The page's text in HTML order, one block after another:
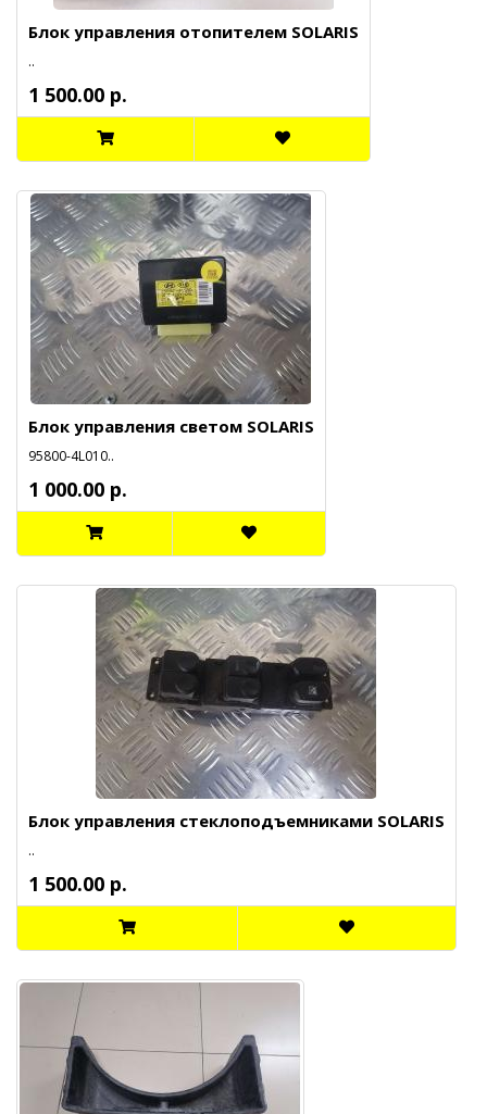
Блок управления отопителем SOLARIS
..
1 500.00 р.
Блок управления светом SOLARIS
95800-4L010..
1 000.00 р.
Блок управления стеклоподъемниками SOLARIS
..
1 500.00 р.